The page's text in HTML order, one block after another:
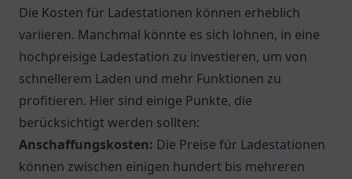
Die Kosten für Ladestationen können erheblich
variieren. Manchmal könnte es sich lohnen, in eine
hochpreisige Ladestation zu investieren, um von
schnellerem Laden und mehr Funktionen zu
profitieren. Hier sind einige Punkte, die
berücksichtigt werden sollten:
Anschaffungskosten: Die Preise für Ladestationen
können zwischen einigen hundert bis mehreren